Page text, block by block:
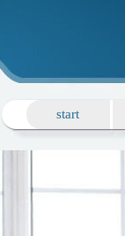
start